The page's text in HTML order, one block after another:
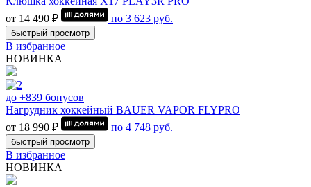
от 14 490 ₽
по 3 623 руб.
быстрый просмотр
В избранное
НОВИНКА
до +839 бонусов
Нагрудник хоккейный BAUER VAPOR FLYPRO
от 18 990 ₽
по 4 748 руб.
быстрый просмотр
В избранное
НОВИНКА